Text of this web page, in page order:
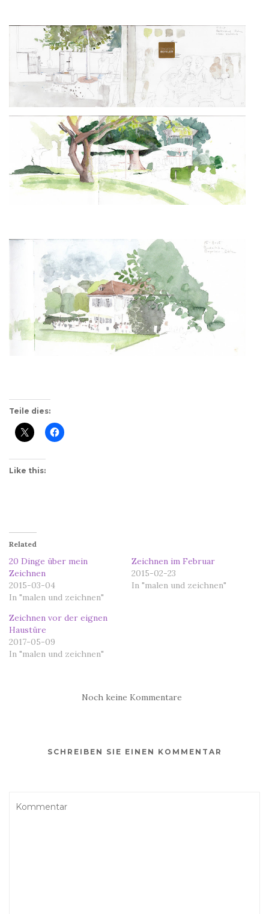
Teile dies:
Like this:
Related
20 Dinge über mein
Zeichnen
2015-03-04
In "malen und zeichnen"
Zeichnen im Februar
2015-02-23
In "malen und zeichnen"
Zeichnen vor der eignen
Haustüre
2017-05-09
In "malen und zeichnen"
Noch keine Kommentare
SCHREIBEN SIE EINEN KOMMENTAR